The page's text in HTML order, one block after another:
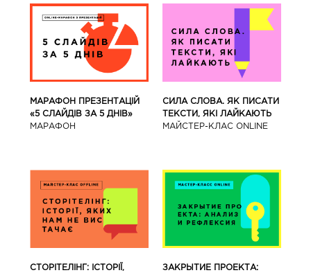
МАРАФОН ПРЕЗЕНТАЦІЙ
«5 СЛАЙДІВ ЗА 5 ДНІВ»
МАРАФОН
СИЛА СЛОВА. ЯК ПИСАТИ
ТЕКСТИ, ЯКІ ЛАЙКАЮТЬ
МАЙСТЕР-КЛАС ONLINE
СТОРІТЕЛІНГ: ІСТОРІЇ,
ЗАКРЫТИЕ ПРОЕКТА: